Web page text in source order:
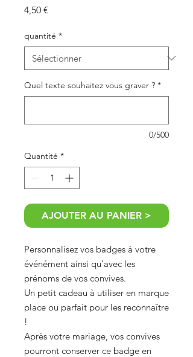
4,50 €
quantité *
Quel texte souhaitez vous graver ? *
0/500
Quantité *
AJOUTER AU PANIER >
Personnalisez vos badges à votre
événément ainsi qu'avec les
prénoms de vos convives.
Un petit cadeau à utiliser en marque
place ou parfait pour les reconnaître
!
Après votre mariage, vos convives
pourront conserver ce badge en